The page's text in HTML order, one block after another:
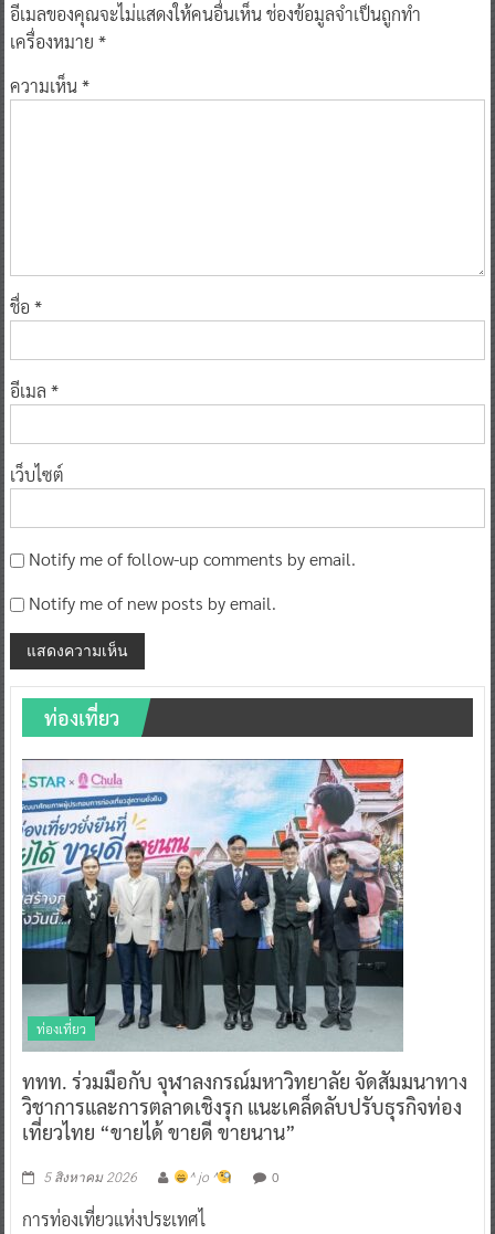
อีเมลของคุณจะไม่แสดงให้คนอื่นเห็นช่องข้อมูลจำเป็นถูกทำ
เครื่องหมาย *
ความเห็น*
ชื่อ *
อีเมล *
เว็บไซต์
Notify me of follow-up comments by email.
Notify me of new posts by email.
ท่องเที่ยว
ท่องเที่ยว
ททท. ร่วมมือกับ จุฬาลงกรณ์มหาวิทยาลัย จัดสัมมนาทาง
วิชาการและการตลาดเชิงรุก แนะเคล็ดลับปรับธุรกิจท่อง
เที่ยวไทย “ขายได้ ขายดี ขายนาน”
5 สิงหาคม 2026 ^ jo ^ 0
การท่องเที่ยวแห่งประเทศไ